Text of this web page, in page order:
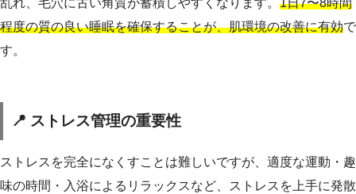
乱れ、毛穴に古い角質が蓄積しやすくなります。 1日7〜8時間
程度の質の良い睡眠を確保することが、肌環境の改善に有効で
す。
📍 ストレス管理の重要性
ストレスを完全になくすことは難しいですが、適度な運動・趣
味の時間・入浴によるリラックスなど、ストレスを上手に発散